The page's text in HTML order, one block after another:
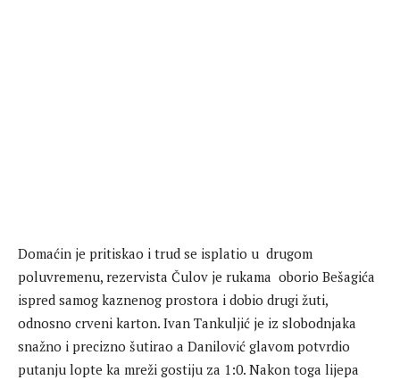
Domaćin je pritiskao i trud se isplatio u drugom
poluvremenu, rezervista Čulov je rukama oborio Bešagića
ispred samog kaznenog prostora i dobio drugi žuti,
odnosno crveni karton. Ivan Tankuljić je iz slobodnjaka
snažno i precizno šutirao a Danilović glavom potvrdio
putanju lopte ka mreži gostiju za 1:0. Nakon toga lijepa